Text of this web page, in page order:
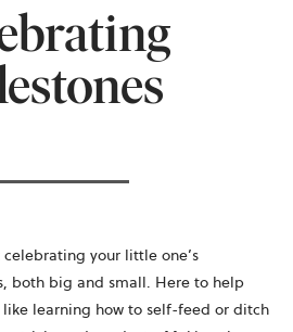
your little one’s
both big and small. Here to help
learning how to self-feed or ditch